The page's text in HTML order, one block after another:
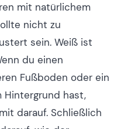
mit natürlichem
nicht zu
sein. Weiß ist
du einen
Fußboden oder ein
hast,
darauf. Schließlich